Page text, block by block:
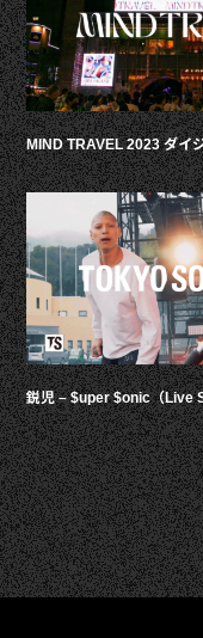
MIND TRAVEL 2023 ダイ
鋭児 – $uper $onic（Live